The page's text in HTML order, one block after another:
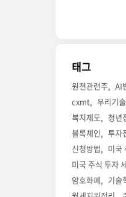
태그
원전관련주 AI
cxmt
우리기
복지제도
청년
블록체인
투자
신청방법
미국
미국 주식 투자
암호화폐
기술